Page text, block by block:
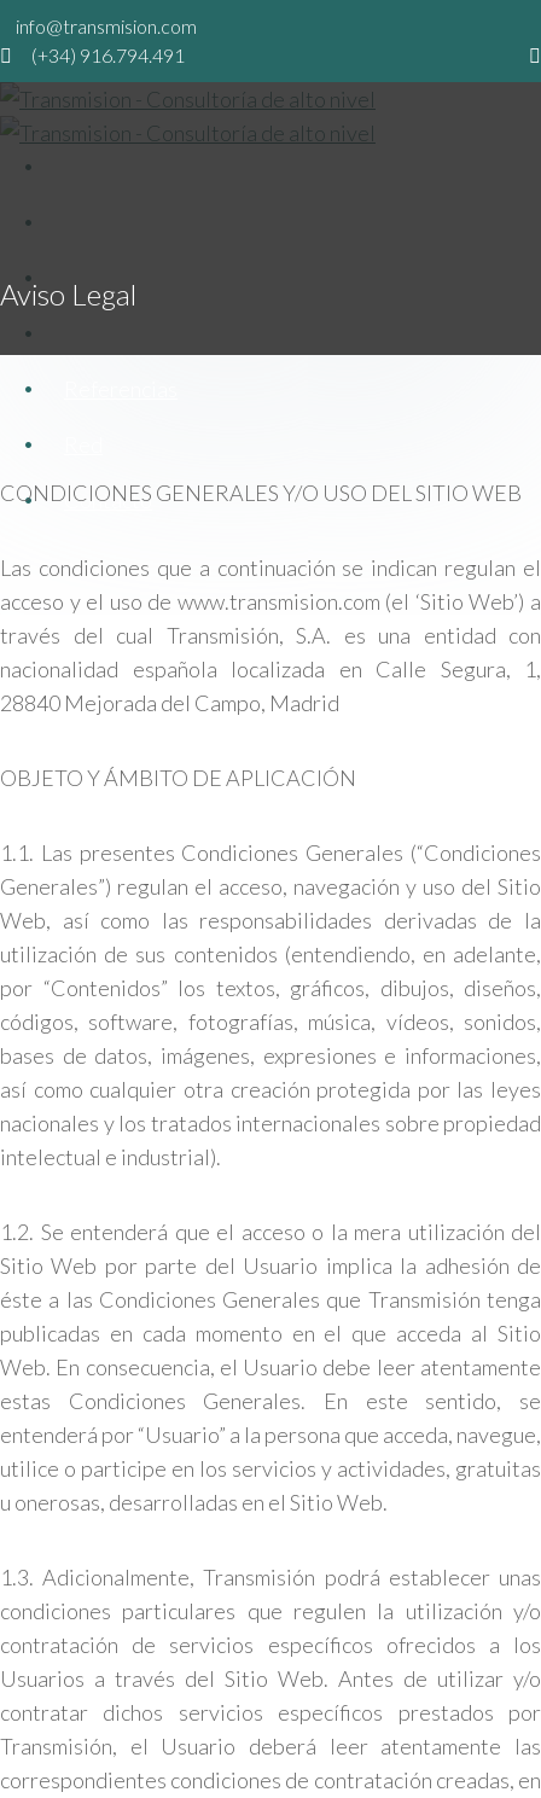
info@transmision.com
(+34) 916.794.491
Contacto
Aviso Legal
CONDICIONES GENERALES Y/O USO DEL SITIO WEB
Las condiciones que a continuación se indican regulan el
acceso y el uso de www.transmision.com (el ‘Sitio Web’) a
través del cual Transmisión, S.A. es una entidad con
nacionalidad española localizada en Calle Segura, 1,
28840 Mejorada del Campo, Madrid
OBJETO Y ÁMBITO DE APLICACIÓN
1.1. Las presentes Condiciones Generales (“Condiciones
Generales”) regulan el acceso, navegación y uso del Sitio
Web, así como las responsabilidades derivadas de la
utilización de sus contenidos (entendiendo, en adelante,
por “Contenidos” los textos, gráficos, dibujos, diseños,
códigos, software, fotografías, música, vídeos, sonidos,
bases de datos, imágenes, expresiones e informaciones,
así como cualquier otra creación protegida por las leyes
nacionales y los tratados internacionales sobre propiedad
intelectual e industrial).
1.2. Se entenderá que el acceso o la mera utilización del
Sitio Web por parte del Usuario implica la adhesión de
éste a las Condiciones Generales que Transmisión tenga
publicadas en cada momento en el que acceda al Sitio
Web. En consecuencia, el Usuario debe leer atentamente
estas Condiciones Generales. En este sentido, se
entenderá por “Usuario” a la persona que acceda, navegue,
utilice o participe en los servicios y actividades, gratuitas
u onerosas, desarrolladas en el Sitio Web.
1.3. Adicionalmente, Transmisión podrá establecer unas
condiciones particulares que regulen la utilización y/o
contratación de servicios específicos ofrecidos a los
Usuarios a través del Sitio Web. Antes de utilizar y/o
contratar dichos servicios específicos prestados por
Transmisión, el Usuario deberá leer atentamente las
correspondientes condiciones de contratación creadas, en